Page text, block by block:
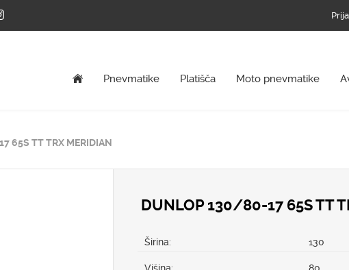
Pnevmatike Platišča Moto pnevmatike
65S TT TRX MERIDIAN
DUNLOP 130/80-17 65S TT
Širina: 130